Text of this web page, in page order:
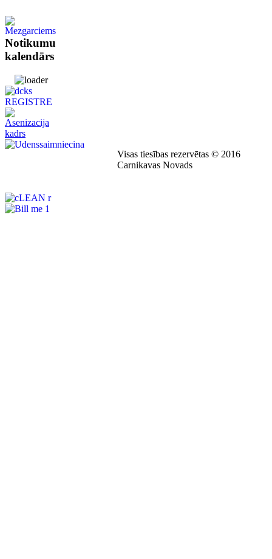
Notikumu
kalendārs
Visas tiesības rezervētas © 2016
Carnikavas Novads